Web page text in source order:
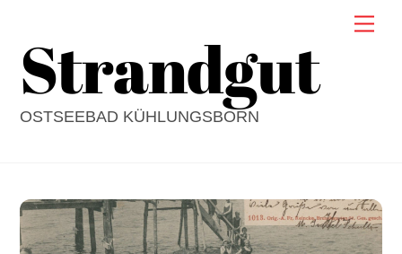
contentStrandgut
OSTSEEBAD KÜHLUNGSBORN